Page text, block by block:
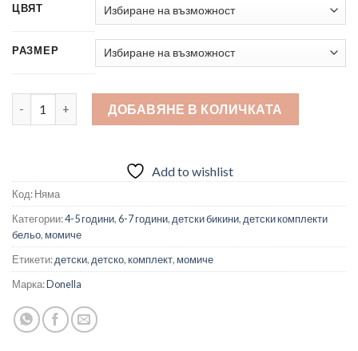
ЦВЯТ
РАЗМЕР
количество за Комплект потник и бикини за момиче
ДОБАВЯНЕ В КОЛИЧКАТА
Add to wishlist
Код:Няма
Категории:4-5 години,6-7 години, детски бикини, детски комплекти
бельо, момиче
Етикети:детски, детско,комплект, момиче
Марка:Donella